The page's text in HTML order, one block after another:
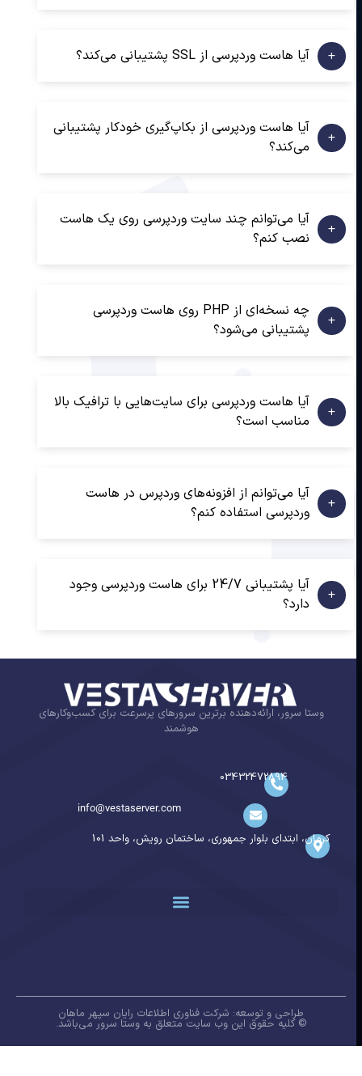
آیا هاست وردپرسی از SSL پشتیبانی می‌کند؟
آیا هاست وردپرسی از بکاپ‌گیری خودکار پشتیبانی
می‌کند؟
آیا می‌توانم چند سایت وردپرسی روی یک هاست
نصب کنم؟
چه نسخه‌ای از PHP روی هاست وردپرسی
پشتیبانی می‌شود؟
آیا هاست وردپرسی برای سایت‌هایی با ترافیک بالا
مناسب است؟
آیا می‌توانم از افزونه‌های وردپرس در هاست
وردپرسی استفاده کنم؟
آیا پشتیبانی 24/7 برای هاست وردپرسی وجود
دارد؟
وستا سرور، ارائه‌دهنده برترین سرورهای پرسرعت برای کسب‌وکارهای
هوشمند
03432472894
info@vestaserver.com
کرمان، ابتدای بلوار جمهوری، ساختمان رویش، واحد 101
طراحی و توسعه: شرکت فناوری اطلاعات رایان سپهر ماهان
© کلیه حقوق این وب سایت متعلق به وستا سرور می‌باشد.